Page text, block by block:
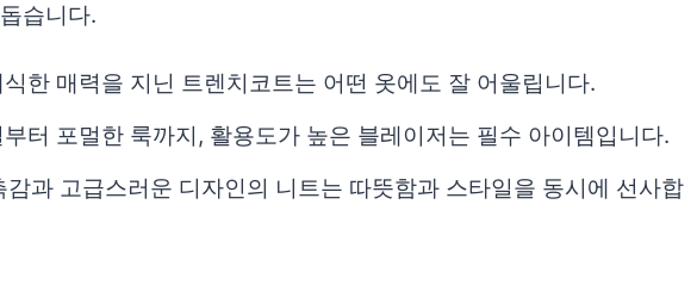
습니다.
식한 매력을 지닌 트렌치코트는 어떤 옷에도 잘 어울립니다.
터 포멀한 룩까지, 활용도가 높은 블레이저는 필수 아이템입니다.
감과 고급스러운 디자인의 니트는 따뜻함과 스타일을 동시에 선사합